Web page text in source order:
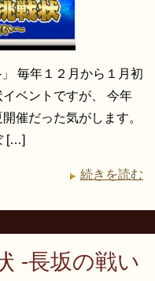
毎年１２月から１月初
ベントですが、 今年
催だった気がします。
[…]
続きを読む
-長坂の戦い